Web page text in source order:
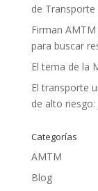
de
Firman
para buscar
El tema de la
El transporte
de alto riesgo:
Categorías
AMTM
Blog